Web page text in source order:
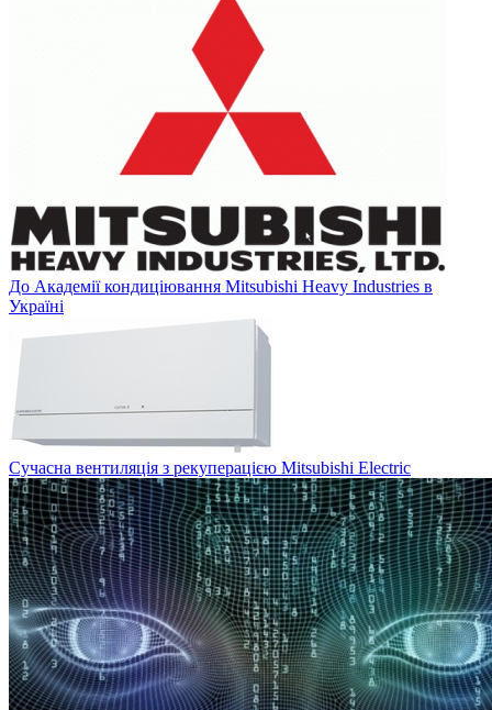
До Академії кондиціювання Mitsubishi Heavy Industries в
Україні
Сучасна вентиляція з рекуперацією Mitsubishi Electric